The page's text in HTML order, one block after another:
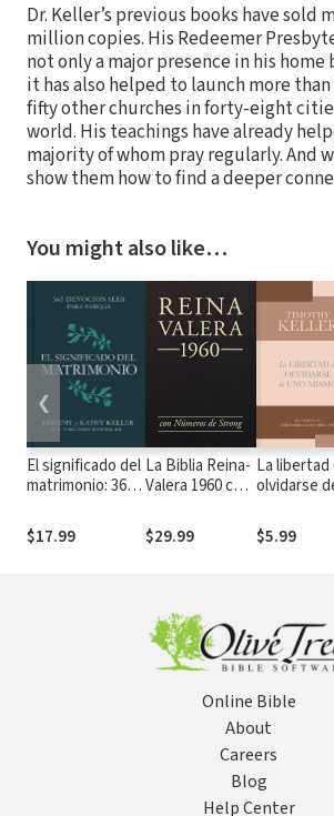
Dr. Keller’s previous books have sold
million copies. His Redeemer
not only a major presence in his home
it has also helped to launch more
fifty other churches in forty-eight
world. His teachings have already
majority of whom pray regularly. And
show them how to find a deeper
You might also like…
El significado del
matrimonio: 365
para parejas
$17.99
La Biblia Reina-
Valera 1960 con
Strong
$29.99
La libertad
olvidarse
camino al
verdadero
$5.99
❮
Online Bible
About
Careers
Blog
Help Center